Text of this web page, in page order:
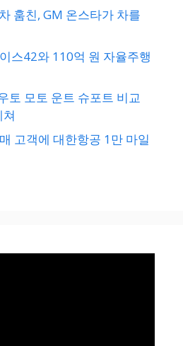
훔친, GM 온스타가 차를
스42와 110억 원 자율주행
토 모토 운트 슈포트 비교
고객에 대한항공 1만 마일